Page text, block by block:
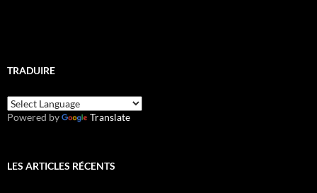
TRADUIRE
Powered by Translate
LES ARTICLES RÉCENTS